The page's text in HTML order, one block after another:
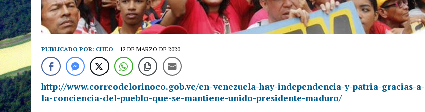
PUBLICADO POR: CHEO 12 DE MARZO DE 2020
http://www.correodelorinoco.gob.ve/en-venezuela-hay-independencia-y-patria-gracias-a-
la-conciencia-del-pueblo-que-se-mantiene-unido-presidente-maduro/